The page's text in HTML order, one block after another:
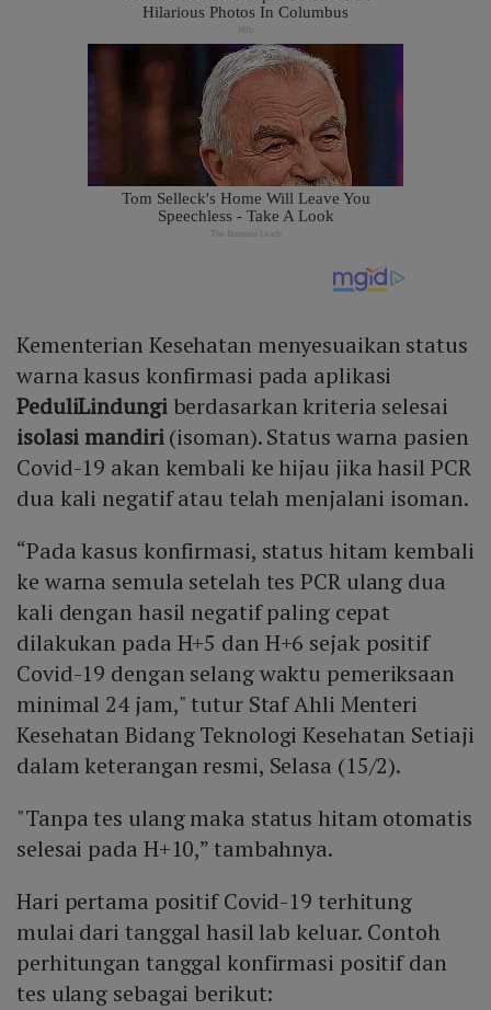
Kementerian Kesehatan menyesuaikan status
warna kasus konfirmasi pada aplikasi
PeduliLindungiberdasarkan kriteria selesai
isolasi mandiri(isoman). Status warna pasien
Covid-19 akan kembali ke hijau jika hasil PCR
dua kali negatif atau telah menjalani isoman.
“Pada kasus konfirmasi, status hitam kembali
ke warna semula setelah tes PCR ulang dua
kali dengan hasil negatif paling cepat
dilakukan pada H+5 dan H+6 sejak positif
Covid-19 dengan selang waktu pemeriksaan
minimal 24 jam," tutur Staf Ahli Menteri
Kesehatan Bidang Teknologi Kesehatan Setiaji
dalam keterangan resmi, Selasa (15/2).
"Tanpa tes ulang maka status hitam otomatis
selesai pada H+10,” tambahnya.
Hari pertama positif Covid-19 terhitung
mulai dari tanggal hasil lab keluar. Contoh
perhitungan tanggal konfirmasi positif dan
tes ulang sebagai berikut: